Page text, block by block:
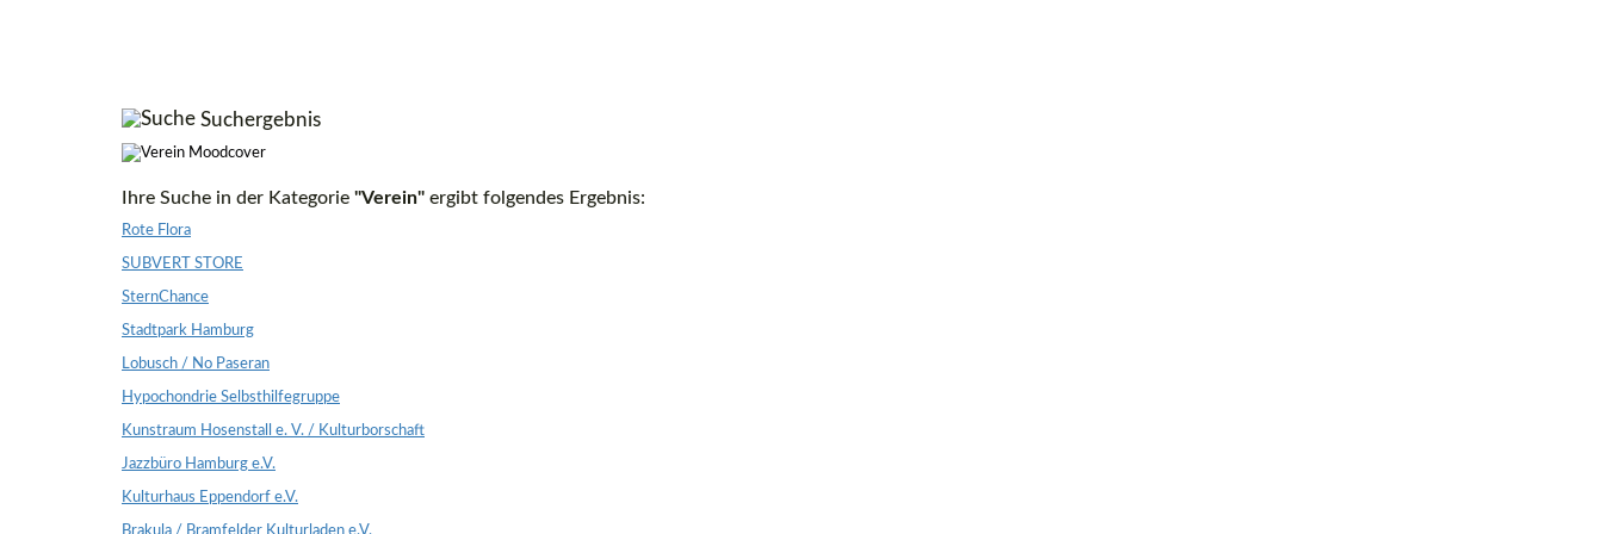
Suchergebnis
Ihre Suche in der Kategorie "Verein" ergibt folgendes Ergebnis:
Rote Flora
SUBVERT STORE
SternChance
Stadtpark Hamburg
Lobusch / No Paseran
Hypochondrie Selbsthilfegruppe
Kunstraum Hosenstall e. V. / Kulturborschaft
Jazzbüro Hamburg e.V.
Kulturhaus Eppendorf e.V.